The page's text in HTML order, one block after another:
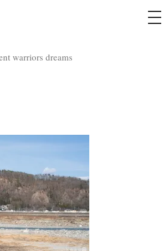
warriors dreams
メ
ニ